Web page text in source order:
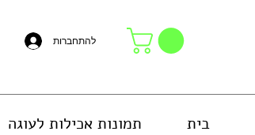
להתחברות
בית תמונות אכילות לעוגה